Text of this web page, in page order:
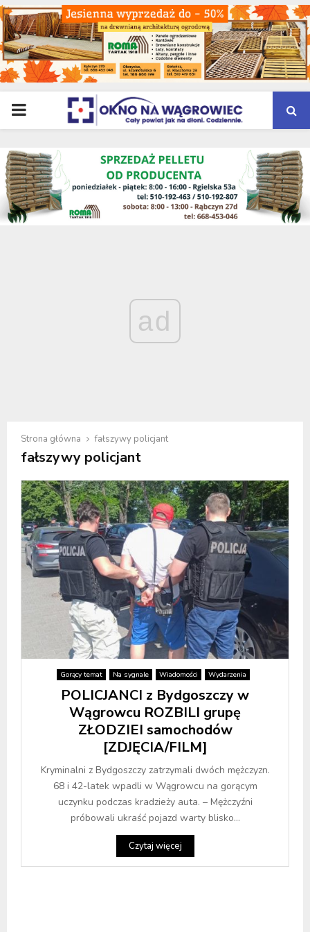
PRIMARY
MENU
ad
Strona główna fałszywy policjant
fałszywy policjant
Gorący temat Na sygnale Wiadomości Wydarzenia
POLICJANCI z Bydgoszczy w
Wągrowcu ROZBILI grupę
ZŁODZIEI samochodów
[ZDJĘCIA/FILM]
Kryminalni z Bydgoszczy zatrzymali dwóch mężczyzn.
68 i 42-latek wpadli w Wągrowcu na gorącym
uczynku podczas kradzieży auta. – Mężczyźni
próbowali ukraść pojazd warty blisko...
Czytaj więcej